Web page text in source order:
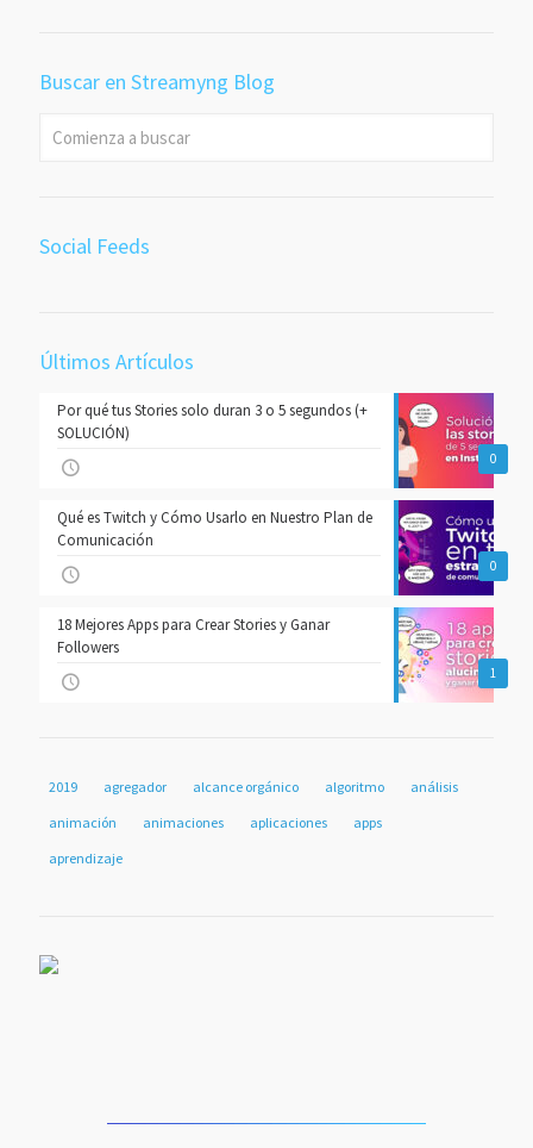
Buscar en Streamyng Blog
Social Feeds
Últimos Artículos
0
Por qué tus Stories solo duran 3 o 5 segundos (+
SOLUCIÓN)
0
Qué es Twitch y Cómo Usarlo en Nuestro Plan de
Comunicación
1
18 Mejores Apps para Crear Stories y Ganar
Followers
2019 agregador alcance orgánico algoritmo
análisis
animación
animaciones aplicaciones
apps
aprendizaje